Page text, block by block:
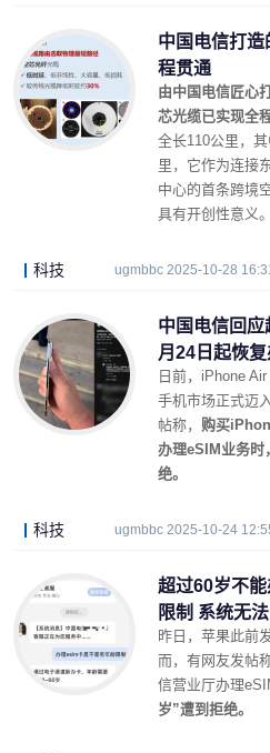
中国电信打
程贯通
由中国电信匠心
芯光缆已实现全
全长110公里，
里，它作为连接
中心的首条跨境
具有开创性意义。
科技 ugmbbc 2025-10-28
中国电信回
月24日起恢
日前，iPhone
手机市场正式迈
帖称， 购买
办理eSIM业务时
绝。
科技 ugmbbc 2025-10-24
超过60岁不
限制 系统无
昨日，苹果此前
而，有网友发帖
信营业厅办理
岁”遭到拒绝。